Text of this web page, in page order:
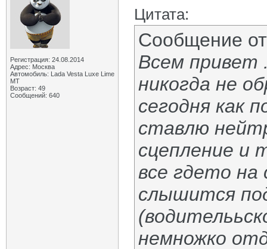
Регистрация: 24.08.2014
Адрес: Москва
Автомобиль: Lada Vesta Luxe Lime
MT
Возраст: 49
Сообщений: 640
Цитата:
Сообщение
Всем привет
никогда не
сегодня как
ставлю
сцепление и
все гдето на
слышится
немножко